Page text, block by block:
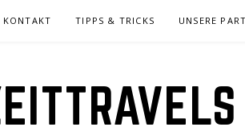
KONTAKT TIPPS & TRICKS UNSERE